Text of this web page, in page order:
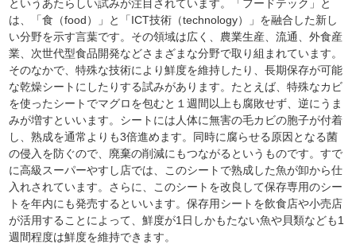
というあたらしい試みが注目されています。「フードテック」と
は、「食（food）」と「ICT技術（technology）」を融合した新し
い分野を示す言葉です。その領域は広く、農業生産、流通、外食産
業、次世代型食品開発などさまざまな分野で取り組まれています。
そのなかで、特殊な技術により鮮度を維持したり、長期保存が可能
な乾燥シートにしたりする試みがあります。たとえば、特殊なカビ
を使ったシートでマグロを包むと１週間以上も腐敗せず、逆にうま
みが増すといいます。シートには人体に無害の毛カビの胞子が付着
し、熟成を通常よりも3倍進めます。同時に腐らせる原因となる菌
の侵入を防ぐので、廃棄の削減にもつながるというものです。すで
に高級スーパーやすし店では、このシートで熟成した魚が卸から仕
入れされています。さらに、このシートを改良して保存専用のシー
トを年内にも発売するといいます。保存用シートを飲食店や小売店
が活用することによって、鮮度が1日しかもたない魚や貝類なども1
週間程度は鮮度を維持できます。